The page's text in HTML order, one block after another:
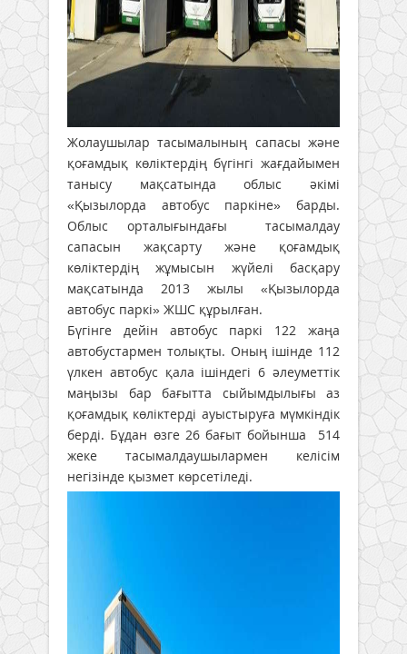
Жолаушылар тасымалының сапасы және
қоғамдық көліктердің бүгінгі жағдайымен
танысу мақсатында облыс әкімі
«Қызылорда автобус паркіне» барды.
Облыс орталығындағы тасымалдау
сапасын жақсарту және қоғамдық
көліктердің жұмысын жүйелі басқару
мақсатында 2013 жылы «Қызылорда
автобус паркі» ЖШС құрылған.
Бүгінге дейін автобус паркі 122 жаңа
автобустармен толықты. Оның ішінде 112
үлкен автобус қала ішіндегі 6 әлеуметтік
маңызы бар бағытта сыйымдылығы аз
қоғамдық көліктерді ауыстыруға мүмкіндік
берді. Бұдан өзге 26 бағыт бойынша 514
жеке тасымалдаушылармен келісім
негізінде қызмет көрсетіледі.